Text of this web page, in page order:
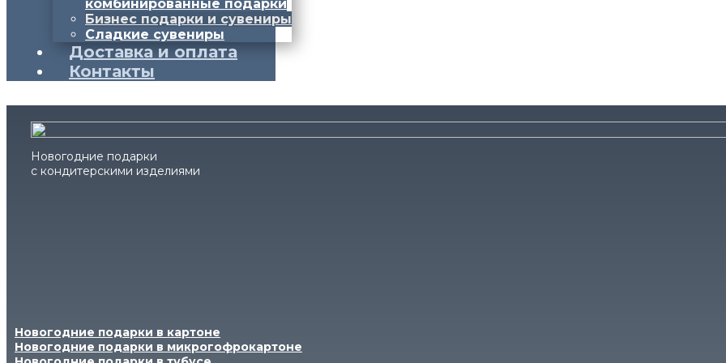
комбинированные подарки
Бизнес подарки и сувениры
Сладкие сувениры
Доставка и оплата
Контакты
Новогодние подарки
с кондитерскими изделиями
Новогодние подарки в картоне
Новогодние подарки в микрогофрокартоне